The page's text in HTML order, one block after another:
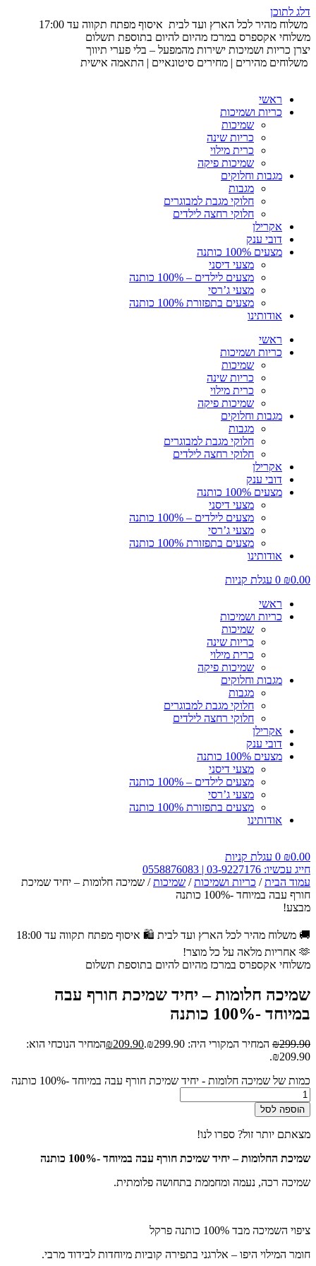
דלג לתוכן
משלוח מהיר לכל הארץ ועד לבית איסוף מפתח תקווה עד 17:00
משלוחי אקספרס במרכז מהיום להיום בתוספת תשלום
יצרן כריות ושמיכות ישירות מהמפעל – בלי פערי תיווך
משלוחים מהירים | מחירים סיטונאיים | התאמה אישית
ראשי
כריות ושמיכות
שמיכות
כריות שינה
כרית מילוי
שמיכות פיקה
מגבות וחלוקים
מגבות
חלוקי מגבת למבוגרים
חלוקי רחצה לילדים
אקרילן
דובי ענק
מצעים 100% כותנה
מצעי דיסני
מצעים לילדים – 100% כותנה
מצעי ג’רסי
מצעים בתפזורת 100% כותנה
אודותינו
ראשי
כריות ושמיכות
שמיכות
כריות שינה
כרית מילוי
שמיכות פיקה
מגבות וחלוקים
מגבות
חלוקי מגבת למבוגרים
חלוקי רחצה לילדים
אקרילן
דובי ענק
מצעים 100% כותנה
מצעי דיסני
מצעים לילדים – 100% כותנה
מצעי ג’רסי
מצעים בתפזורת 100% כותנה
אודותינו
₪0.00
0 עגלת קניות
ראשי
כריות ושמיכות
שמיכות
כריות שינה
כרית מילוי
שמיכות פיקה
מגבות וחלוקים
מגבות
חלוקי מגבת למבוגרים
חלוקי רחצה לילדים
אקרילן
דובי ענק
מצעים 100% כותנה
מצעי דיסני
מצעים לילדים – 100% כותנה
מצעי ג’רסי
מצעים בתפזורת 100% כותנה
אודותינו
₪0.00
0 עגלת קניות
חייג עכשיו: 03-9227176 | 0558876083
עמוד הבית/ כריות ושמיכות/ שמיכות/ שמיכה חלומות – יחיד שמיכת
חורף עבה במיוחד -100% כותנה
מבצע!
🚚 משלוח מהיר לכל הארץ ועד לבית 🛍️ איסוף מפתח תקווה עד 18:00
🫶 אחריות מלאה על כל מוצר!
משלוחי אקספרס במרכז מהיום להיום בתוספת תשלום
שמיכה חלומות – יחיד שמיכת חורף עבה
במיוחד -100% כותנה
₪299.90 המחיר המקורי היה: ₪299.90. ₪209.90
המחיר הנוכחי הוא:
₪209.90.
כמות של שמיכה חלומות - יחיד שמיכת חורף עבה במיוחד -100% כותנה
הוספה לסל
מצאתם יותר זול? ספרו לנו!
שמיכת החלומות – יחיד שמיכת חורף עבה במיוחד -100% כותנה
שמיכה רכה, נעמה ומחממת בתחושה פלומתית.
ציפוי השמיכה מבד 100% כותנה פרקל
חומר המילוי היפו – אלרגני בתפירה קוביות מיוחדות לבידוד מרבי.